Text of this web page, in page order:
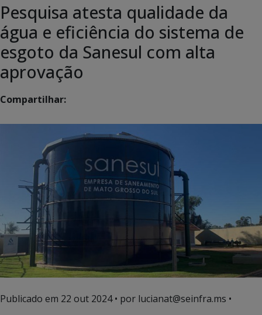
Pesquisa atesta qualidade da
água e eficiência do sistema de
esgoto da Sanesul com alta
aprovação
Compartilhar:
Publicado em 22 out 2024• por lucianat@seinfra.ms •